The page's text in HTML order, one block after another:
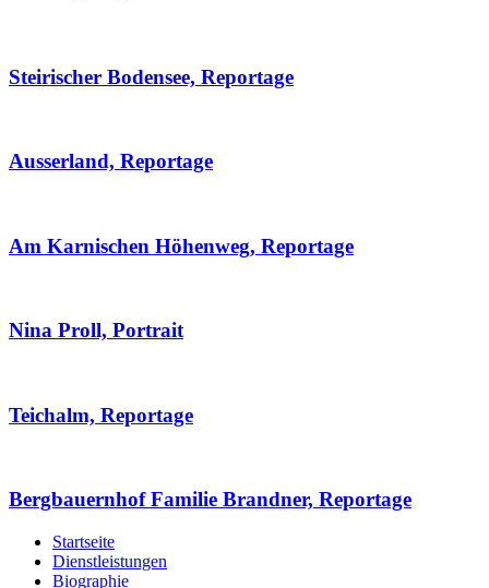
Steirischer Bodensee, Reportage
Ausserland, Reportage
Am Karnischen Höhenweg, Reportage
Nina Proll, Portrait
Teichalm, Reportage
Bergbauernhof Familie Brandner, Reportage
Startseite
Dienstleistungen
Biographie